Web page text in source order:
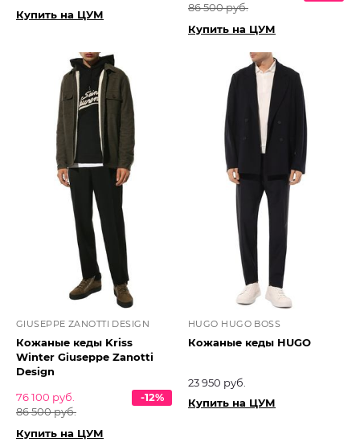
Купить на ЦУМ
86 500 руб.
Купить на ЦУМ
GIUSEPPE ZANOTTI DESIGN
Кожаные кеды Kriss
Winter Giuseppe Zanotti
Design
76 100 руб.
86 500 руб.
-12%
Купить на ЦУМ
HUGO HUGO BOSS
Кожаные кеды HUGO
23 950 руб.
Купить на ЦУМ